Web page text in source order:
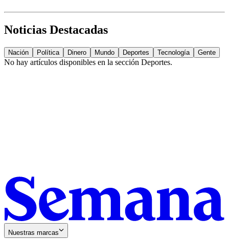
Noticias Destacadas
Nación Política Dinero Mundo Deportes Tecnología Gente
No hay artículos disponibles en la sección Deportes.
Nuestras marcas